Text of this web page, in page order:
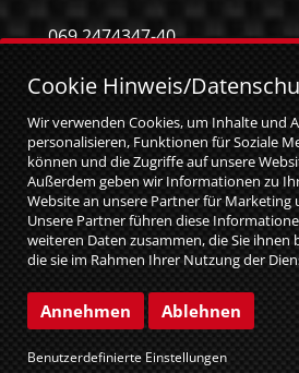
069 2474347-40
info@mca-frankfurt.de
© MCA GmbH 2026|web
Impressum
Cookie Hinweis/
Wir verwenden Cookies, um Inhalte und
personalisieren, Funktionen für Soziale
können und die Zugriffe auf unsere
Außerdem geben wir Informationen zu
Website an unsere Partner für Marketing
Unsere Partner führen diese
weiteren Daten zusammen, die Sie
die sie im Rahmen Ihrer Nutzung der
Website weiterhin nutzen.
Annehmen Ablehnen
Benutzerdefinierte Einstellungen